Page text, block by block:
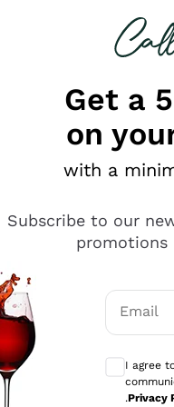
looking for
è male ma
Get a
on
with a
Subscribe to our
promotions
Email
I agree
.Privacy